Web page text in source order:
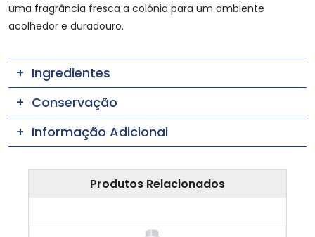
uma fragrância fresca a colónia para um ambiente
acolhedor e duradouro.
Ingredientes
Conservação
Informação Adicional
Produtos Relacionados